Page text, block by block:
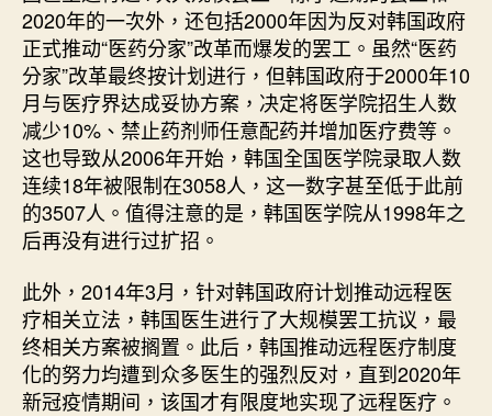
2020年的一次外，还包括2000年因为反对韩国政府
正式推动“医药分家”改革而爆发的罢工。虽然“医药
分家”改革最终按计划进行，但韩国政府于2000年10
月与医疗界达成妥协方案，决定将医学院招生人数
减少10%、禁止药剂师任意配药并增加医疗费等。
这也导致从2006年开始，韩国全国医学院录取人数
连续18年被限制在3058人，这一数字甚至低于此前
的3507人。值得注意的是，韩国医学院从1998年之
后再没有进行过扩招。
此外，2014年3月，针对韩国政府计划推动远程医
疗相关立法，韩国医生进行了大规模罢工抗议，最
终相关方案被搁置。此后，韩国推动远程医疗制度
化的努力均遭到众多医生的强烈反对，直到2020年
新冠疫情期间，该国才有限度地实现了远程医疗。